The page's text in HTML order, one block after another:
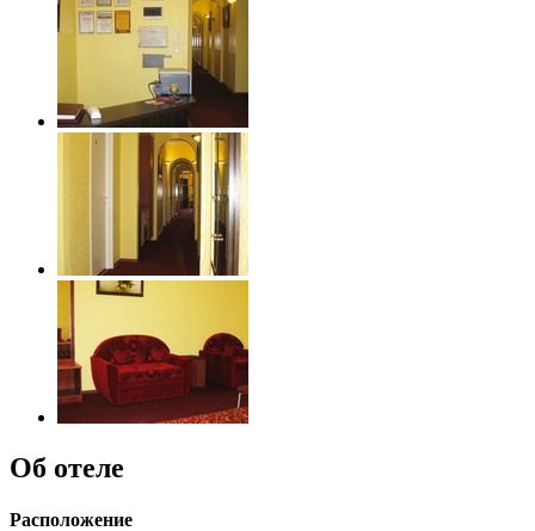
Об отеле
Расположение